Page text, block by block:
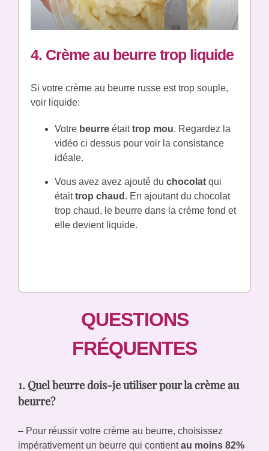
4. Crème au beurre trop liquide
Si votre crème au beurre russe est trop souple,
voir liquide:
Votre beurre étaittrop mou. Regardez la
vidéo ci dessus pour voir la consistance
idéale.
Vous avez avez ajouté du chocolat qui
étaittrop chaud . En ajoutant du chocolat
trop chaud, le beurre dans la crème fond et
elle devient liquide.
QUESTIONS
FRÉQUENTES
1. Quel beurre dois-je utiliser pour la crème au
beurre?
– Pour réussir votre crème au beurre, choisissez
impérativement un beurre qui contientau moins 82%